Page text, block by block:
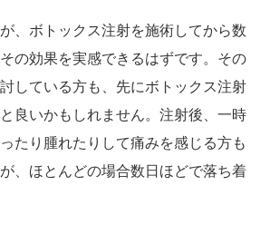
、ボトックス注射を施術してから数
の効果を実感できるはずです。その
している方も、先にボトックス注射
良いかもしれません。注射後、一時
たり腫れたりして痛みを感じる方も
、ほとんどの場合数日ほどで落ち着